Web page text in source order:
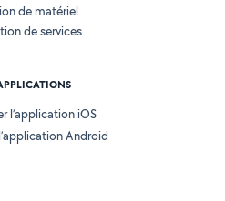
de matériel
de services
l’application iOS
Android